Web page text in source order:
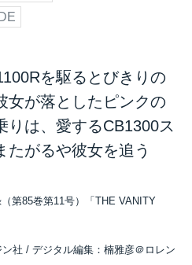
を駆るとびきりの
女が落としたピンクの
りは、愛するCB1300ス
たがるや彼女を追う
第85巻第11号）「THE VANITY
社 / デジタル編集：楠雅彦＠ロレン